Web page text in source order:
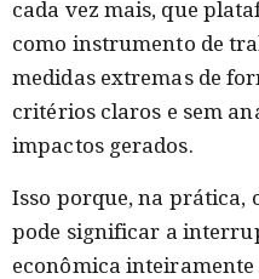
cada vez mais, que
como instrumento de
medidas extremas de
critérios claros e sem
impactos gerados.
Isso porque, na prática,
pode significar a
econômica